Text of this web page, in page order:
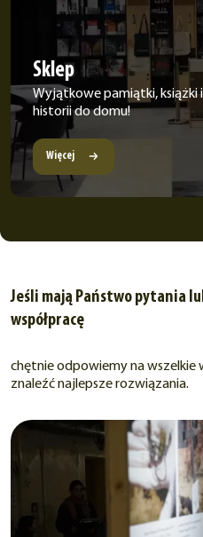
Sklep
Wyjątkowe pamiątki, książki
historii do domu!
Więcej
Jeśli mają Państwo pytania
współpracę
chętnie odpowiemy na
znaleźć najlepsze rozwiązania.